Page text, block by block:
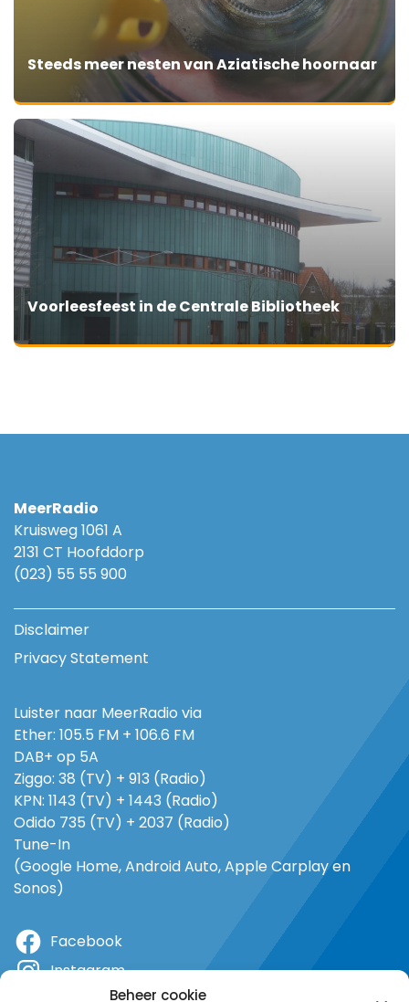
Beheer cookie
Steeds meer nesten van Aziatische hoornaar
Voorleesfeest in de Centrale Bibliotheek
MeerRadio
Kruisweg 1061 A
2131 CT Hoofddorp
(023) 55 55 900
Disclaimer
Privacy Statement
Luister naar MeerRadio via
Ether: 105.5 FM + 106.6 FM
DAB+ op 5A
Ziggo: 38 (TV) + 913 (Radio)
KPN: 1143 (TV) + 1443 (Radio)
Odido 735 (TV) + 2037 (Radio)
Tune-In
(Google Home, Android Auto, Apple Carplay en
Sonos)
Facebook
Instagram